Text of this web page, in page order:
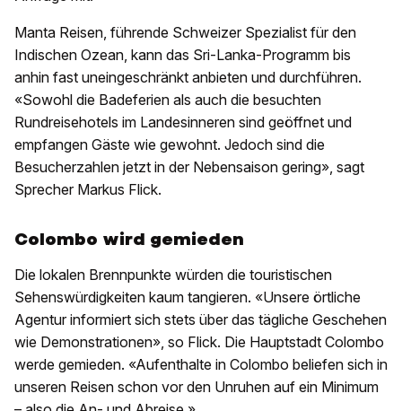
Manta Reisen, führende Schweizer Spezialist für den
Indischen Ozean, kann das Sri-Lanka-Programm bis
anhin fast uneingeschränkt anbieten und durchführen.
«Sowohl die Badeferien als auch die besuchten
Rundreisehotels im Landesinneren sind geöffnet und
empfangen Gäste wie gewohnt. Jedoch sind die
Besucherzahlen jetzt in der Nebensaison gering», sagt
Sprecher Markus Flick.
Colombo wird gemieden
Die lokalen Brennpunkte würden die touristischen
Sehenswürdigkeiten kaum tangieren. «Unsere örtliche
Agentur informiert sich stets über das tägliche Geschehen
wie Demonstrationen», so Flick. Die Hauptstadt Colombo
werde gemieden. «Aufenthalte in Colombo beliefen sich in
unseren Reisen schon vor den Unruhen auf ein Minimum